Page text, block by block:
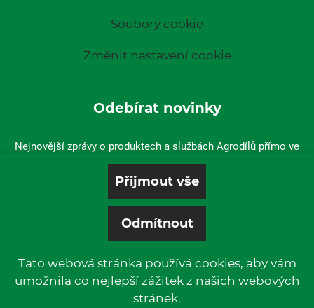
Soubory cookie
Změnit nastavení cookie
Odebírat novinky
Nejnovější zprávy o produktech a službách Agrodílů přímo ve
vaší doručené poště.
Tato webová stránka používá cookies, aby vám
umožnila co nejlepší zážitek z našich webových
stránek.